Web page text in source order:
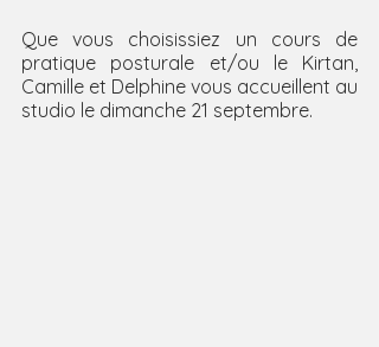
Que vous choisissiez un cours de
pratique posturale et/ou le Kirtan,
Camille et Delphine vous accueillent au
studio le dimanche 21 septembre.